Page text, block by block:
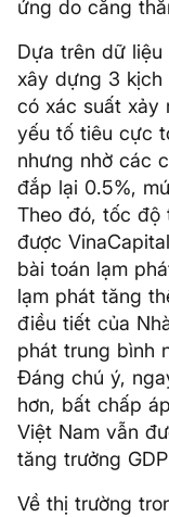
ứng do căng
Dựa trên dữ
xây dựng 3 kịch
có xác suất xảy
yếu tố tiêu cực
nhưng nhờ các
đắp lại 0.5%,
Theo đó, tốc độ
được
bài toán lạm
lạm phát tăng
điều tiết của
phát trung bình
Đáng chú ý,
hơn, bất chấp
Việt Nam vẫn
tăng trưởng
Về thị trường